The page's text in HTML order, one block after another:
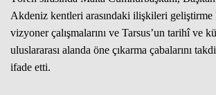
Akdeniz kentleri arasındaki ilişkileri geliştirme
vizyoner çalışmalarını ve Tarsus’un tarihî ve
uluslararası alanda öne çıkarma çabalarını
ifade etti.